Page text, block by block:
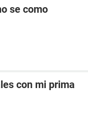
se como
con mi prima